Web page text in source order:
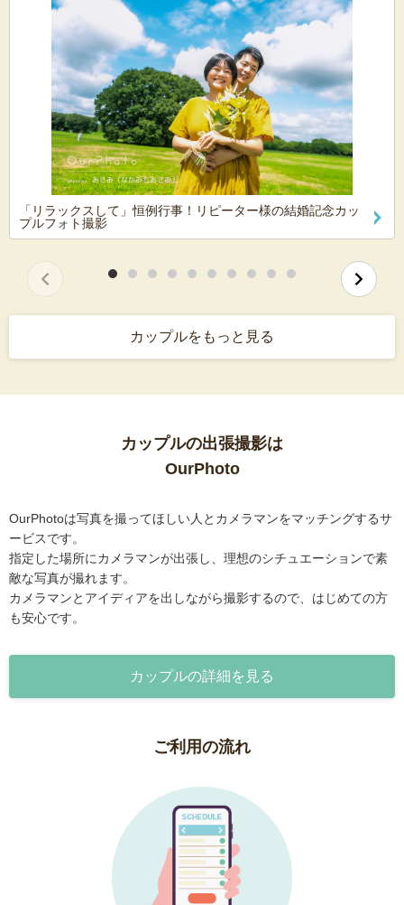
「リラックスして」恒例行事！リピーター様の結婚記念カッ
プルフォト撮影
カップルをもっと見る
カップルの出張撮影は
OurPhoto
OurPhotoは写真を撮ってほしい人とカメラマンをマッチングするサ
ービスです。
指定した場所にカメラマンが出張し、理想のシチュエーションで素
敵な写真が撮れます。
カメラマンとアイディアを出しながら撮影するので、はじめての方
も安心です。
カップルの詳細を見る
ご利用の流れ